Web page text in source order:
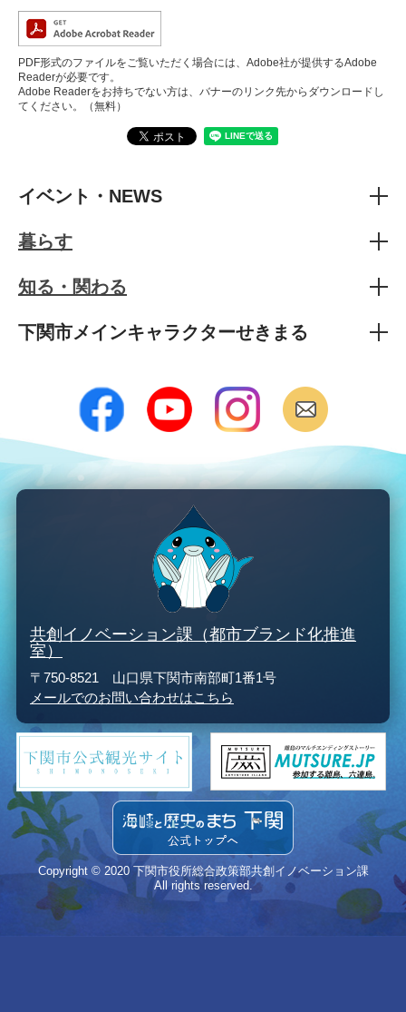
PDF形式のファイルをご覧いただく場合には、Adobe社が提供するAdobe
Readerが必要です。
Adobe Readerをお持ちでない方は、バナーのリンク先からダウンロードし
てください。（無料）
イベント・NEWS
暮らす
知る・関わる
下関市メインキャラクターせきまる
共創イノベーション課（都市ブランド化推進
室）
〒750-8521 山口県下関市南部町1番1号
メールでのお問い合わせはこちら
Copyright © 2020 下関市役所総合政策部共創イノベーション課
All rights reserved.